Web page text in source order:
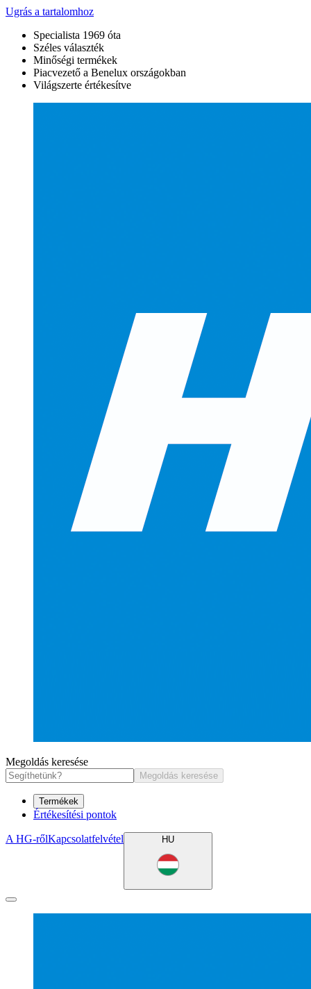
Ugrás a tartalomhoz
Specialista 1969 óta
Széles választék
Minőségi termékek
Piacvezető a Benelux országokban
Világszerte értékesítve
Megoldás keresése
Megoldás keresése
Termékek
Értékesítési pontok
A HG-rőlKapcsolatfelvétel HU